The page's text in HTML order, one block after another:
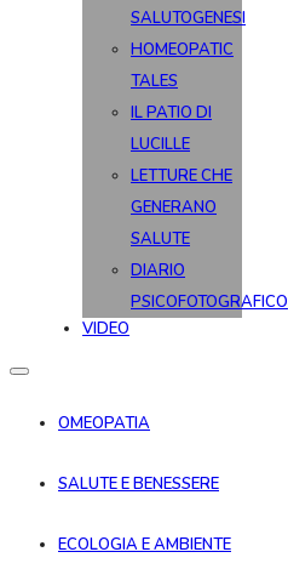
SALUTOGENESI
HOMEOPATIC
TALES
IL PATIO DI
LUCILLE
LETTURE CHE
GENERANO
SALUTE
DIARIO
PSICOFOTOGRAFICO
VIDEO
OMEOPATIA
SALUTE E BENESSERE
ECOLOGIA E AMBIENTE